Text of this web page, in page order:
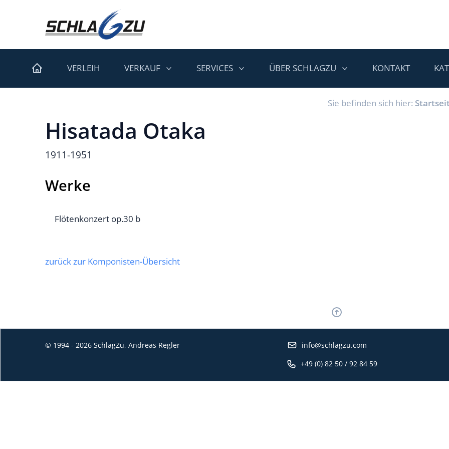
VERLEIH VERKAUF SERVICES ÜBER SCHLAGZU KONTAKT
Sie befinden sich hier:
Hisatada Otaka
1911-1951
Werke
Flötenkonzert op.30 b
zurück zur Komponisten-Übersicht
© 1994 - 2026 SchlagZu, Andreas Regler
info@schlagzu.com
+49 (0) 82 50 / 92 84 59